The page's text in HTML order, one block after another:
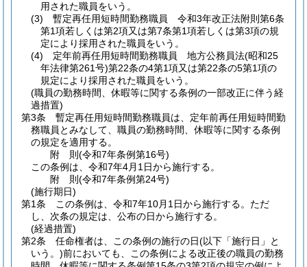
用された職員をいう。
(3)
暫定再任用短時間勤務職員 令和3年改正法附則第6条
第1項若しくは第2項又は第7条第1項若しくは第3項の規
定により採用された職員をいう。
(4)
定年前再任用短時間勤務職員 地方公務員法(昭和25
年法律第261号)第22条の4第1項又は第22条の5第1項の
規定により採用された職員をいう。
(職員の勤務時間、休暇等に関する条例の一部改正に伴う経
過措置)
第3条
暫定再任用短時間勤務職員は、定年前再任用短時間勤
務職員とみなして、職員の勤務時間、休暇等に関する条例
の規定を適用する。
附 則(令和7年条例第16号)
この条例は、令和7年4月1日から施行する。
附 則(令和7年条例第24号)
(施行期日)
第1条
この条例は、令和7年10月1日から施行する。 ただ
し、次条の規定は、公布の日から施行する。
(経過措置)
第2条
任命権者は、この条例の施行の日(以下「施行日」と
いう。)前においても、この条例による改正後の職員の勤務